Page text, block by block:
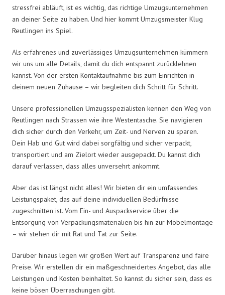
stressfrei abläuft, ist es wichtig, das richtige Umzugsunternehmen
an deiner Seite zu haben. Und hier kommt Umzugsmeister Klug
Reutlingen ins Spiel.
Als erfahrenes und zuverlässiges Umzugsunternehmen kümmern
wir uns um alle Details, damit du dich entspannt zurücklehnen
kannst. Von der ersten Kontaktaufnahme bis zum Einrichten in
deinem neuen Zuhause – wir begleiten dich Schritt für Schritt.
Unsere professionellen Umzugsspezialisten kennen den Weg von
Reutlingen nach Strassen wie ihre Westentasche. Sie navigieren
dich sicher durch den Verkehr, um Zeit- und Nerven zu sparen.
Dein Hab und Gut wird dabei sorgfältig und sicher verpackt,
transportiert und am Zielort wieder ausgepackt. Du kannst dich
darauf verlassen, dass alles unversehrt ankommt.
Aber das ist längst nicht alles! Wir bieten dir ein umfassendes
Leistungspaket, das auf deine individuellen Bedürfnisse
zugeschnitten ist. Vom Ein- und Auspackservice über die
Entsorgung von Verpackungsmaterialien bis hin zur Möbelmontage
– wir stehen dir mit Rat und Tat zur Seite.
Darüber hinaus legen wir großen Wert auf Transparenz und faire
Preise. Wir erstellen dir ein maßgeschneidertes Angebot, das alle
Leistungen und Kosten beinhaltet. So kannst du sicher sein, dass es
keine bösen Überraschungen gibt.